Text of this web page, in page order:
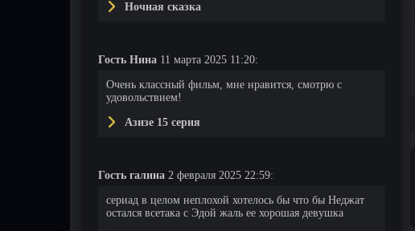
Ночная сказка
Гость Нина 11 марта 2025 11:20:
Очень классный фильм, мне нравится, смотрю с
удовольствием!
Азизе 15 серия
Гость галина 2 февраля 2025 22:59:
сериад в целом неплохой хотелось бы что бы Неджат
остался всетака с Эдой жаль ее хорошая девушка